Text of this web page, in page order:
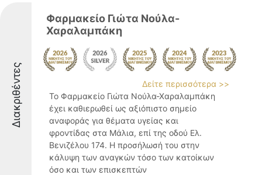
Διακριθέντες
Φαρμακείο Γιώτα Νούλα-
Χαραλαμπάκη
Δείτε περισσότερα >>
Το Φαρμακείο Γιώτα Νούλα-Χαραλαμπάκη
έχει καθιερωθεί ως αξιόπιστο σημείο
αναφοράς για θέματα υγείας και
φροντίδας στα Μάλια, επί της οδού Ελ.
Βενιζέλου 174. Η προσήλωσή του στην
κάλυψη των αναγκών τόσο των κατοίκων
όσο και των επισκεπτών